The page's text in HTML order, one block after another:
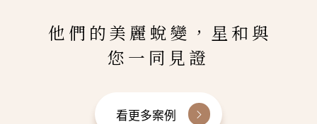
他們的美麗蛻變，星和與
您一同見證
看更多案例